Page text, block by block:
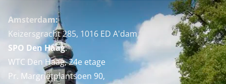
Amsterdam:
Keizersgracht 285, 1016 ED A'dam
SPO Den Haag:
WTC Den Haag, 24e etage
Pr. Margrietplantsoen 90,